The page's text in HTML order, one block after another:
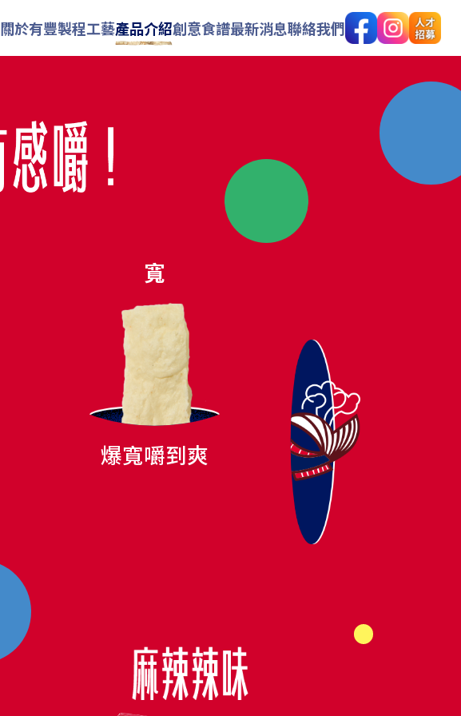
關於有豐製程工藝產品介紹創意食譜最新消息聯絡我們
寬
爆寬嚼到爽